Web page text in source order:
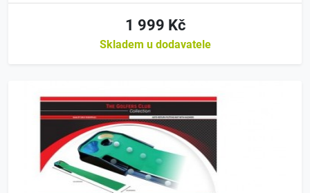
1 999 Kč
Skladem u dodavatele